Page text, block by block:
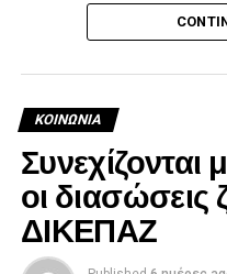
αγιασμός για την έναρξη
Νηπιαγωγεία και τα
Λύκεια. Όταν η
αργία, η έναρξη
ημέρα. Φέτος, ωστόσο, η
Παρασκευή και τα σχολεία
κανονικά.
ΚΟΙΝΩΝΊΑ
οι
ΔΙΚΕΠΑΖ